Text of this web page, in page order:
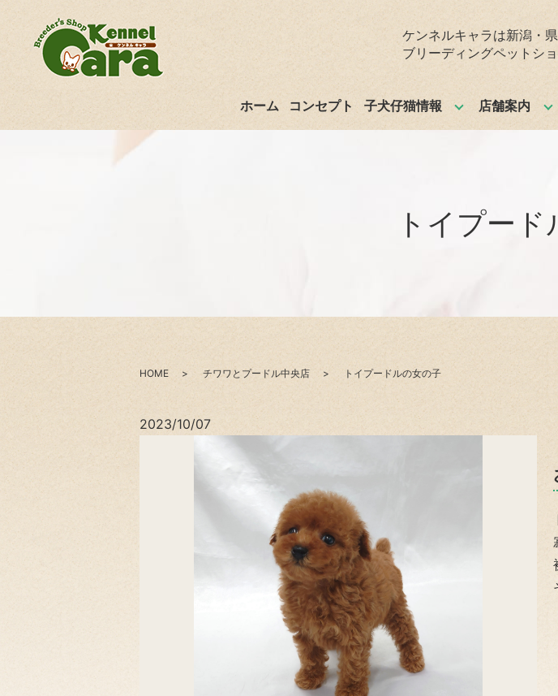
ケンネルキャラは新潟・
ブリーディングペットシ
ホーム コンセプト 子犬仔猫情報 店舗案内
トイプー
HOME チワワとプードル中央店 トイプードルの女の子
2023/10/07